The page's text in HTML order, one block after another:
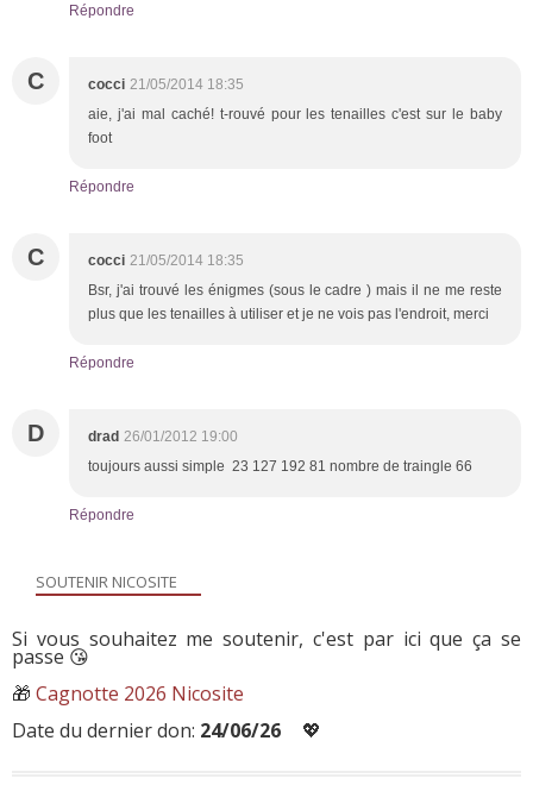
Répondre
C cocci 21/05/2014 18:35
aie, j'ai mal caché! t-rouvé pour les tenailles c'est sur le baby
foot
Répondre
C cocci 21/05/2014 18:35
Bsr, j'ai trouvé les énigmes (sous le cadre ) mais il ne me reste
plus que les tenailles à utiliser et je ne vois pas l'endroit, merci
Répondre
D drad 26/01/2012 19:00
toujours aussi simple 23 127 192 81 nombre de traingle 66
Répondre
SOUTENIR NICOSITE
Si vous souhaitez me soutenir, c'est par ici que ça se
passe 😘
🎁 Cagnotte 2026 Nicosite
Date du dernier don: 24/06/26 💖